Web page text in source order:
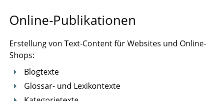
Online-Publikationen
Erstellung von Text-Content für Websites und Online-
Shops:
Blogtexte
Glossar- und Lexikontexte